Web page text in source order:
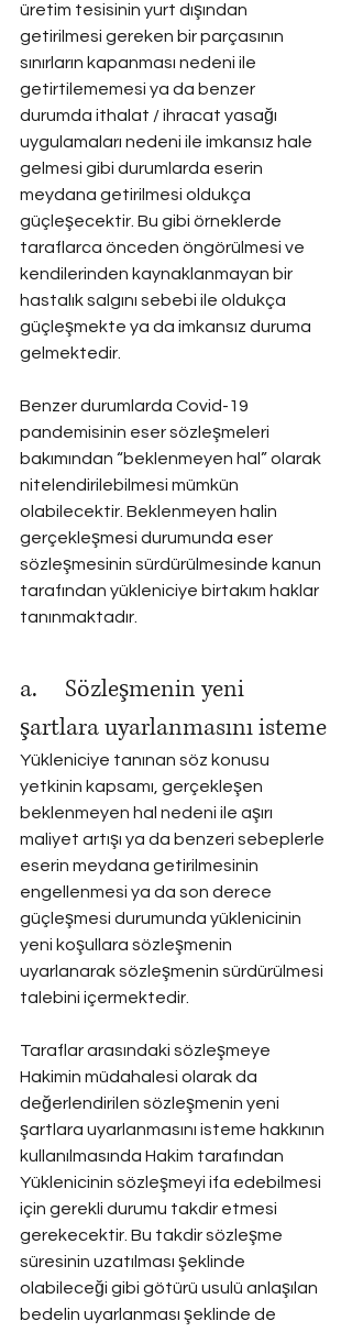
üretim tesisinin yurt dışından
getirilmesi gereken bir parçasının
sınırların kapanması nedeni ile
getirtilememesi ya da benzer
durumda ithalat / ihracat yasağı
uygulamaları nedeni ile imkansız hale
gelmesi gibi durumlarda eserin
meydana getirilmesi oldukça
güçleşecektir. Bu gibi örneklerde
taraflarca önceden öngörülmesi ve
kendilerinden kaynaklanmayan bir
hastalık salgını sebebi ile oldukça
güçleşmekte ya da imkansız duruma
gelmektedir.
Benzer durumlarda Covid-19
pandemisinin eser sözleşmeleri
bakımından “beklenmeyen hal” olarak
nitelendirilebilmesi mümkün
olabilecektir. Beklenmeyen halin
gerçekleşmesi durumunda eser
sözleşmesinin sürdürülmesinde kanun
tarafından yükleniciye birtakım haklar
tanınmaktadır.
a.     Sözleşmenin yeni
şartlara uyarlanmasını isteme
Yükleniciye tanınan söz konusu
yetkinin kapsamı, gerçekleşen
beklenmeyen hal nedeni ile aşırı
maliyet artışı ya da benzeri sebeplerle
eserin meydana getirilmesinin
engellenmesi ya da son derece
güçleşmesi durumunda yüklenicinin
yeni koşullara sözleşmenin
uyarlanarak sözleşmenin sürdürülmesi
talebini içermektedir.
Taraflar arasındaki sözleşmeye
Hakimin müdahalesi olarak da
değerlendirilen sözleşmenin yeni
şartlara uyarlanmasını isteme hakkının
kullanılmasında Hakim tarafından
Yüklenicinin sözleşmeyi ifa edebilmesi
için gerekli durumu takdir etmesi
gerekecektir. Bu takdir sözleşme
süresinin uzatılması şeklinde
olabileceği gibi götürü usulü anlaşılan
bedelin uyarlanması şeklinde de